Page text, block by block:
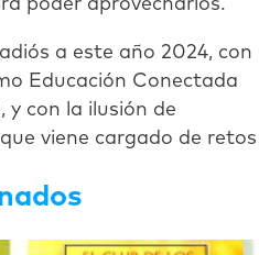
poder aprovecharlos.
a este año 2024, con
Educación Conectada
con la ilusión de
viene cargado de retos